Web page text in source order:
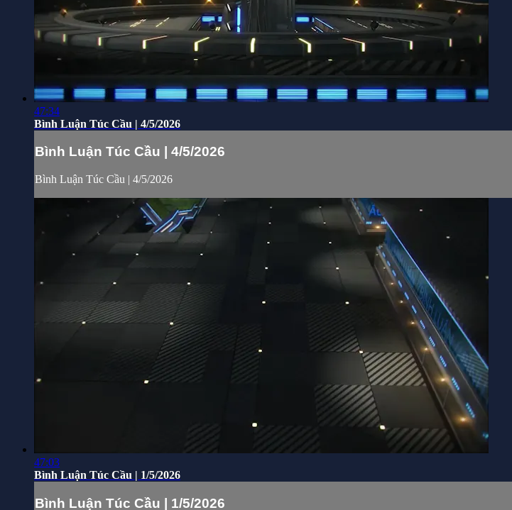
47:34
Bình Luận Túc Cầu | 4/5/2026
Bình Luận Túc Cầu | 4/5/2026
Bình Luận Túc Cầu | 4/5/2026
47:03
Bình Luận Túc Cầu | 1/5/2026
Bình Luận Túc Cầu | 1/5/2026